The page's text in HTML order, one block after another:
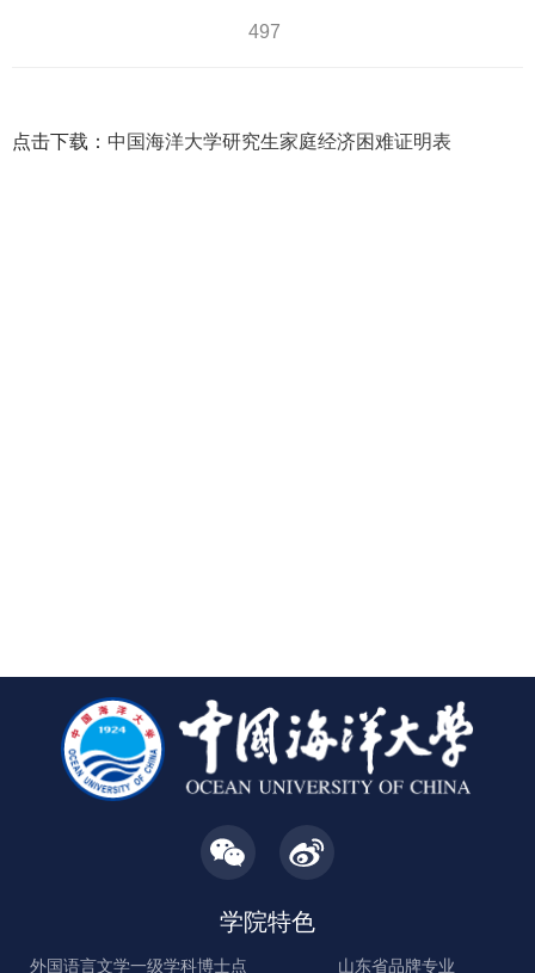
497
点击下载： 中国海洋大学研究生家庭经济困难证明表
学院特色
外国语言文学一级学科博士点 山东省品牌专业